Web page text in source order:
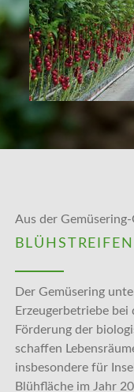
Aus der
BLÜHSTREIFEN
Der Gemüsering
Erzeugerbetriebe
Förderung der
schaffen
insbesondere für
Blühfläche im Jahr